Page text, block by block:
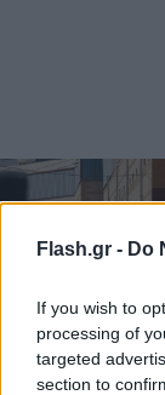
Flash.gr - Do
If you wish to
processing of
targeted
section to